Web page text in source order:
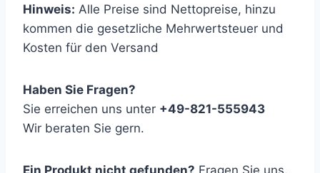
Hinweis: Alle Preise sind Nettopreise, hinzu
kommen die gesetzliche Mehrwertsteuer und
Kosten für den Versand
Haben Sie Fragen?
Sie erreichen uns unter +49-821-555943
Wir beraten Sie gern.
Ein Produkt nicht gefunden? Fragen Sie uns,